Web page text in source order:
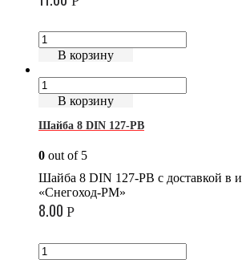
В корзину
В корзину
Шайба 8 DIN 127-PB
0 out of 5
Шайба 8 DIN 127-PB с доставкой в
«Снегоход-РМ»
8.00Р